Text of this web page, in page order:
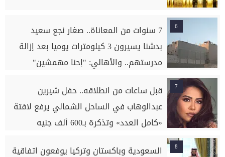
6
7 سنوات من المعاناة.. صغار نجع سعيد
بدشنا يسيرون 3 كيلومترات يوميا بعد إزالة
مدرستهم.. والأهالي: "إحنا مهمشين"
7
قبل ساعات من انطلاقه.. حفل شيرين
عبدالوهاب في الساحل الشمالي يرفع لافتة
«كامل العدد» وتذكرة بـ600 ألف جنيه
8 السعودية وباكستان وتركيا يوفعون اتفاقية